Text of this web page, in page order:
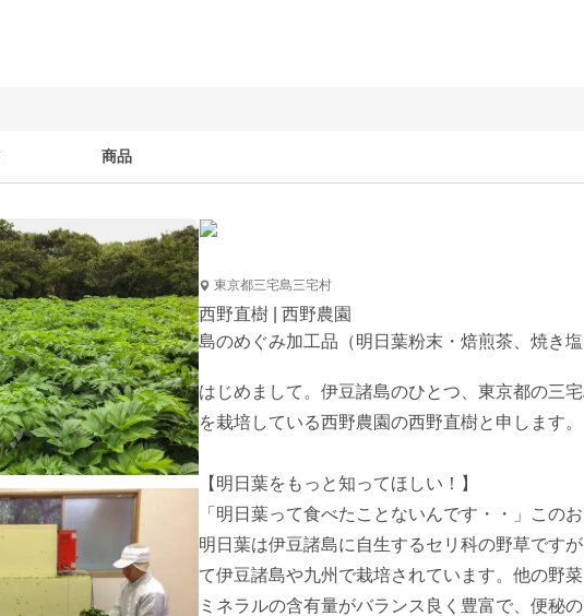
商品
東京都三宅島三宅村
西野直樹 | 西野農園
島のめぐみ加工品（明日葉粉末・焙煎茶、焼き塩
はじめまして。伊豆諸島のひとつ、東京都の三
を栽培している西野農園の西野直樹と申します。
【明日葉をもっと知ってほしい！】
「明日葉って食べたことないんです・・」この
明日葉は伊豆諸島に自生するセリ科の野草です
て伊豆諸島や九州で栽培されています。他の野
ミネラルの含有量がバランス良く豊富で、便秘